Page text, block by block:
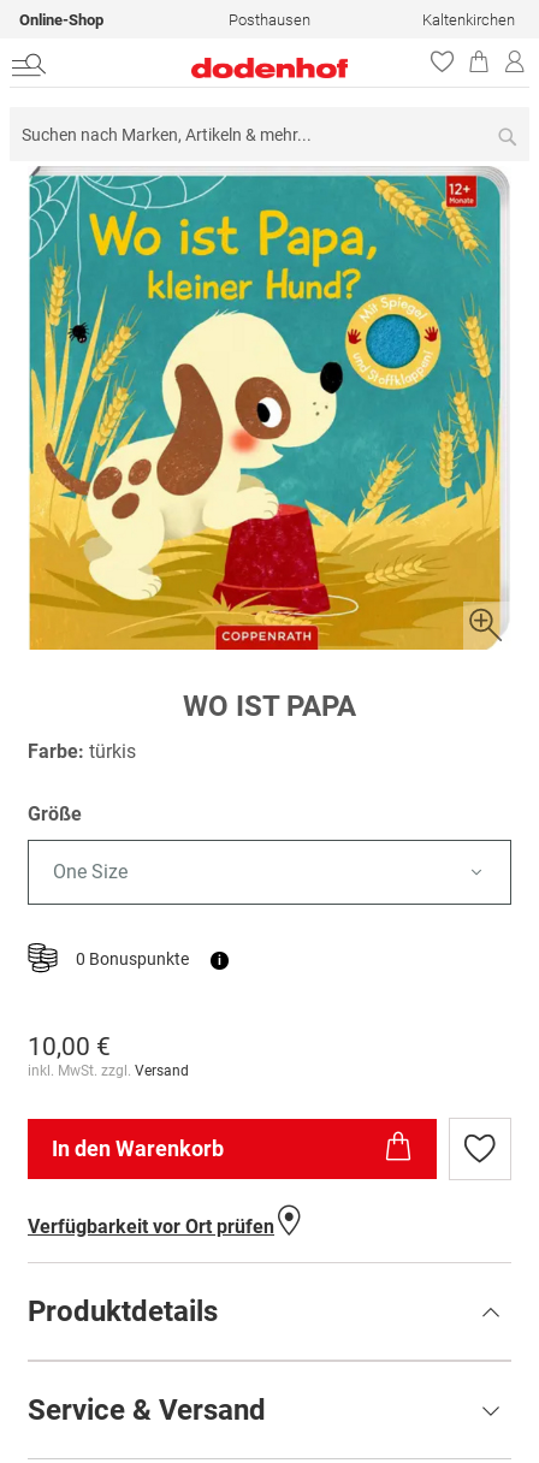
Online-Shop Posthausen Kaltenkirchen
Zum
Ende
der
Bildergalerie
springen
der
WO IST PAPA
Farbe: türkis
Größe
One Size
0 Bonuspunkte i
10,00 €
inkl. MwSt. zzgl. Versand
In den Warenkorb
Zur
Verfügbarkeit vor Ort prüfen
Produktdetails
Service & Versand